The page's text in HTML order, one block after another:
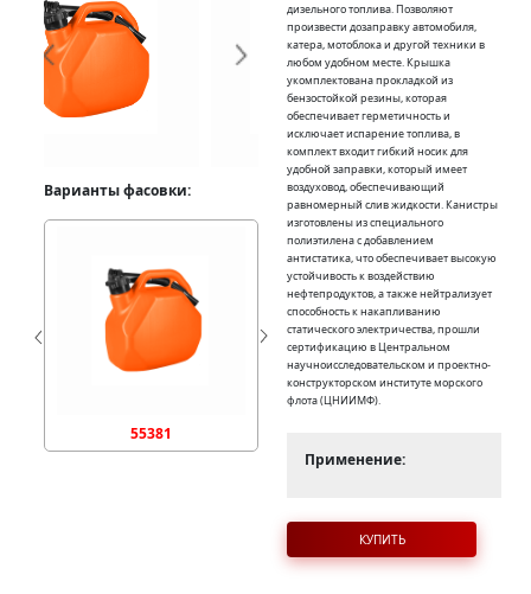
Варианты фасовки:
55381
дизельного топлива. Позволяют
произвести дозаправку автомобиля,
катера, мотоблока и другой техники в
любом удобном месте. Крышка
укомплектована прокладкой из
бензостойкой резины, которая
обеспечивает герметичность и
исключает испарение топлива, в
комплект входит гибкий носик для
удобной заправки, который имеет
воздуховод, обеспечивающий
равномерный слив жидкости. Канистры
изготовлены из специального
полиэтилена с добавлением
антистатика, что обеспечивает высокую
устойчивость к воздействию
нефтепродуктов, а также нейтрализует
способность к накапливанию
статического электричества, прошли
сертификацию в Центральном
научноисследовательском и проектно-
конструкторском институте морского
флота (ЦНИИМФ).
Применение:
КУПИТЬ